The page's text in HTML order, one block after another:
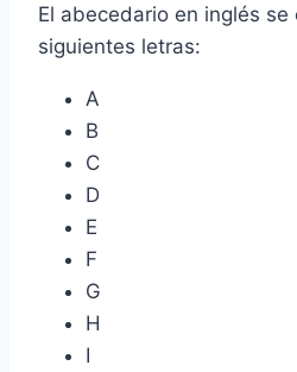
El abecedario en inglés se
siguientes letras:
A
B
C
D
E
F
G
H
I